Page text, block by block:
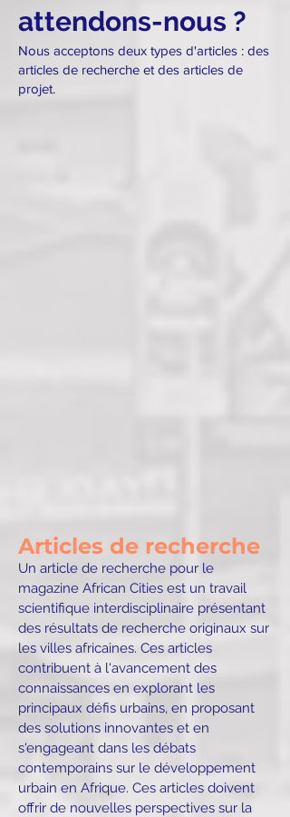
attendons-nous ?
Nous acceptons deux types d'articles : des
articles de recherche et des articles de
projet.
Articles de recherche
Un article de recherche pour le
magazine African Cities est un travail
scientifique interdisciplinaire présentant
des résultats de recherche originaux sur
les villes africaines. Ces articles
contribuent à l'avancement des
connaissances en explorant les
principaux défis urbains, en proposant
des solutions innovantes et en
s'engageant dans les débats
contemporains sur le développement
urbain en Afrique. Ces articles doivent
offrir de nouvelles perspectives sur la